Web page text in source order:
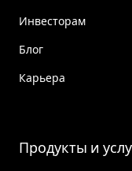
Инвесторам
Блог
Карьера
Продукты и